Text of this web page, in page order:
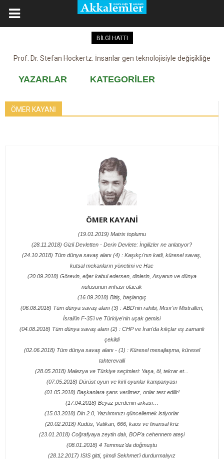
BİLGİ HATTI
Prof. Dr. Stefan Hockertz: İnsanlar gen teknolojisiyle değişikliğe
Kovid-19 aşısı, devşirme ve kobay!
YAZARLAR KATEGORİLER
ÖMER KAYANİ
ÖMER KAYANİ
(19.01.2019) Matrix toplumu
(28.11.2018) Gizli Devletten - Derin Devlete: İngilizler ne anlatıyor?
(24.10.2018) Tüm dünya savaş alanı (4) : Kaşıkçı'nın katli, küresel savaş,
kutsal mekanların yönetimi ve Hac
(20.09.2018) Görevin, eğer kabul edersen, dinlerin, Asyanın ve dünya
nüfusunun imhası olacak
(16.09.2018) Bitiş, başlangıç
(06.08.2018) Tüm dünya savaş alanı (3) : ABD'nin rahibi, Mısır'ın Mistralleri,
İsrail'in F-35'i ve Türkiye'nin uçak gemisi
(04.08.2018) Tüm dünya savaş alanı (2) : CHP ve İran'da kılıçlar eş zamanlı
çekildi
(02.06.2018) Tüm dünya savaş alanı - (1) : Küresel mesajlaşma, küresel
tahterevalli
(28.05.2018) Malezya ve Türkiye seçimleri: Yaşa, öl, tekrar et...
(07.05.2018) Dürüst oyun ve kirli oyunlar kampanyası
(01.05.2018) Başkanlara şans verilmez, onlar test edilir!
(17.04.2018) Beyaz perdenin arkası…
(15.03.2018) Din 2.0, Yazılımınızı güncellemek istiyorlar
(20.02.2018) Kudüs, Vatikan, 666, kaos ve finansal kriz
(23.01.2018) Coğrafyaya zeytin dalı, BOP'a cehennem ateşi
(08.01.2018) 4 Temmuz'da doğmuştu
(28.12.2017) ISIS gitti, şimdi Sekhmet'i durdurmalıyız